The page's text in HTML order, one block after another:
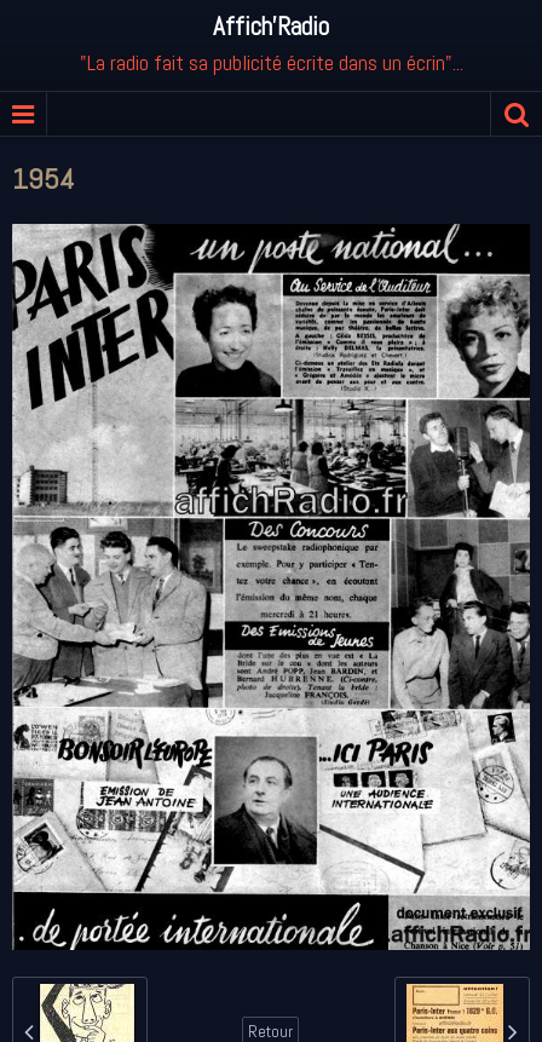
Affich'Radio
"La radio fait sa publicité écrite dans un écrin"...
1954
Retour